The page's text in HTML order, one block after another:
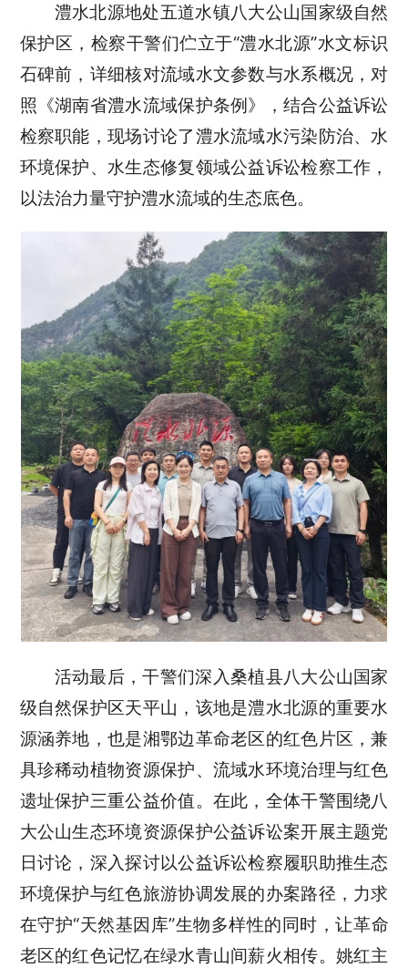
澧水北源地处五道水镇八大公山国家级自然
保护区，检察干警们伫立于“澧水北源”水文标识
石碑前，详细核对流域水文参数与水系概况，对
照《湖南省澧水流域保护条例》，结合公益诉讼
检察职能，现场讨论了澧水流域水污染防治、水
环境保护、水生态修复领域公益诉讼检察工作，
以法治力量守护澧水流域的生态底色。
活动最后，干警们深入桑植县八大公山国家
级自然保护区天平山，该地是澧水北源的重要水
源涵养地，也是湘鄂边革命老区的红色片区，兼
具珍稀动植物资源保护、流域水环境治理与红色
遗址保护三重公益价值。在此，全体干警围绕八
大公山生态环境资源保护公益诉讼案开展主题党
日讨论，深入探讨以公益诉讼检察履职助推生态
环境保护与红色旅游协调发展的办案路径，力求
在守护“天然基因库”生物多样性的同时，让革命
老区的红色记忆在绿水青山间薪火相传。姚红主